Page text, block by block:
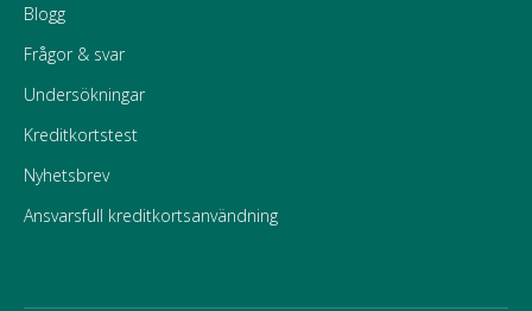
Blogg
Frågor & svar
Undersökningar
Kreditkortstest
Nyhetsbrev
Ansvarsfull kreditkortsanvändning